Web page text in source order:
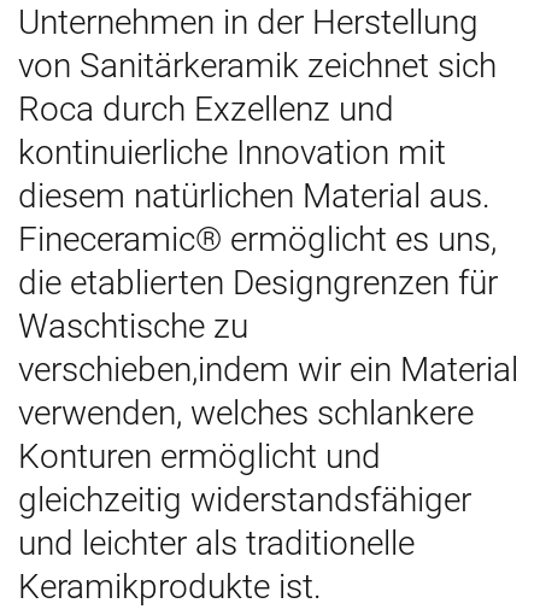
Unternehmen in der Herstellung
von Sanitärkeramik zeichnet sich
Roca durch Exzellenz und
kontinuierliche Innovation mit
diesem natürlichen Material aus.
Fineceramic® ermöglicht es uns,
die etablierten Designgrenzen für
Waschtische zu
verschieben,indem wir ein Material
verwenden, welches schlankere
Konturen ermöglicht und
gleichzeitig widerstandsfähiger
und leichter als traditionelle
Keramikprodukte ist.